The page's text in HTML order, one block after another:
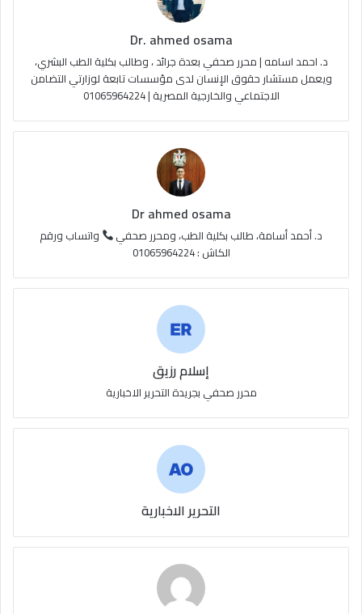
e
ا
م
ل
م
و
ق
ع
R
S
S
Dr. ahmed osama
د. احمد اسامه | محرر صحفي بعدة جرائد ، وطالب بكلية الطب البشري،
ويعمل مستشار حقوق الإنسان لدى مؤسسات تابعة لوزارتي التضامن
الاجتماعي والخارجية المصرية | 01065964224
Dr ahmed osama
د. أحمد أسامة، طالب بكلية الطب، ومحرر صحفي
واتساب ورقم
الكاش : 01065964224
إسلام رزيق
محرر صحفي بجريدة التحرير الاخبارية
التحرير الاخبارية